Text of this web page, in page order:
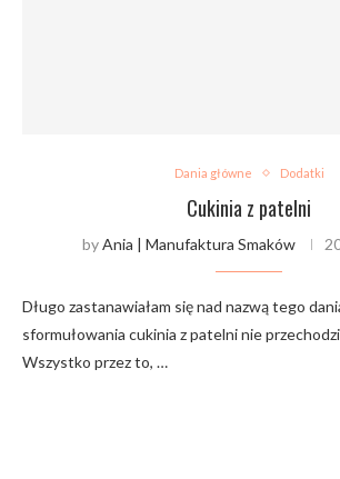
Dania główne Dodatki
Cukinia z patelni
byAnia | Manufaktura Smaków
Długo zastanawiałam się nad nazwą tego
sformułowania cukinia z patelni nie
Wszystko przez to, …